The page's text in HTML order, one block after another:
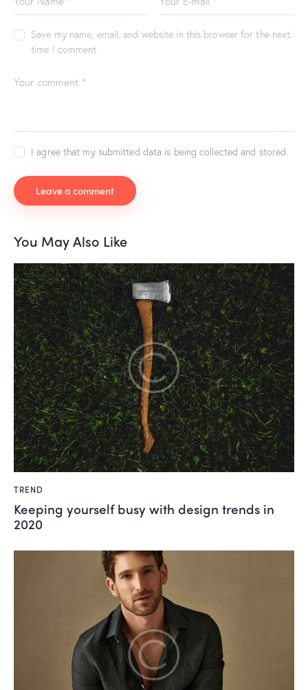
Save my name, email, and website in this browser for the next
time I comment.
I agree that my submitted data is being collected and stored.
You May Also Like
TREND
Keeping yourself busy with design trends in
2020